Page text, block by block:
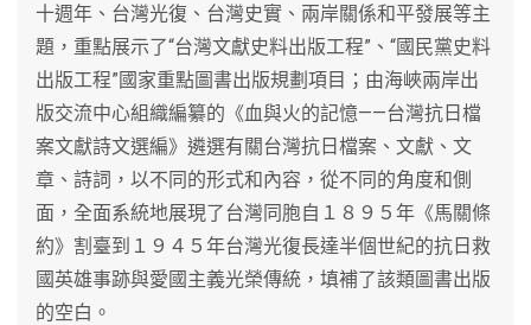
十週年、台灣光復、台灣史實、兩岸關係和平發展等主
題，重點展示了“台灣文獻史料出版工程”、“國民黨史料
出版工程”國家重點圖書出版規劃項目；由海峽兩岸出
版交流中心組織編纂的《血與火的記憶——台灣抗日檔
案文獻詩文選編》遴選有關台灣抗日檔案、文獻、文
章、詩詞，以不同的形式和內容，從不同的角度和側
面，全面系統地展現了台灣同胞自１８９５年《馬關條
約》割臺到１９４５年台灣光復長達半個世紀的抗日救
國英雄事跡與愛國主義光榮傳統，填補了該類圖書出版
的空白。